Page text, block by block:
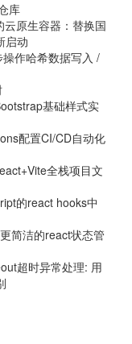
库
原生容器：替换国
启动
作哈希数据写入 /
基础样式实
配置CI/CD自动化
全栈项目文
的react hooks中
简洁的react状态管
超时异常处理: 用